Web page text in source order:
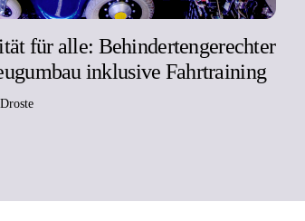
für alle: Behindertengerechter
inklusive Fahrtraining